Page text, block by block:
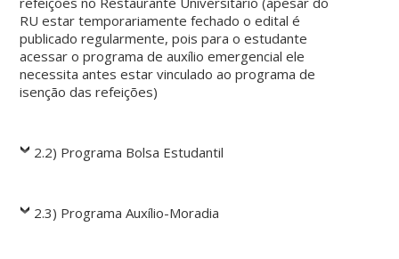
RU estar temporariamente fechado o edital é
publicado regularmente, pois para o estudante
acessar o programa de auxílio emergencial ele
necessita antes estar vinculado ao programa de
isenção das refeições)
2.2) Programa Bolsa Estudantil
2.3) Programa Auxílio-Moradia